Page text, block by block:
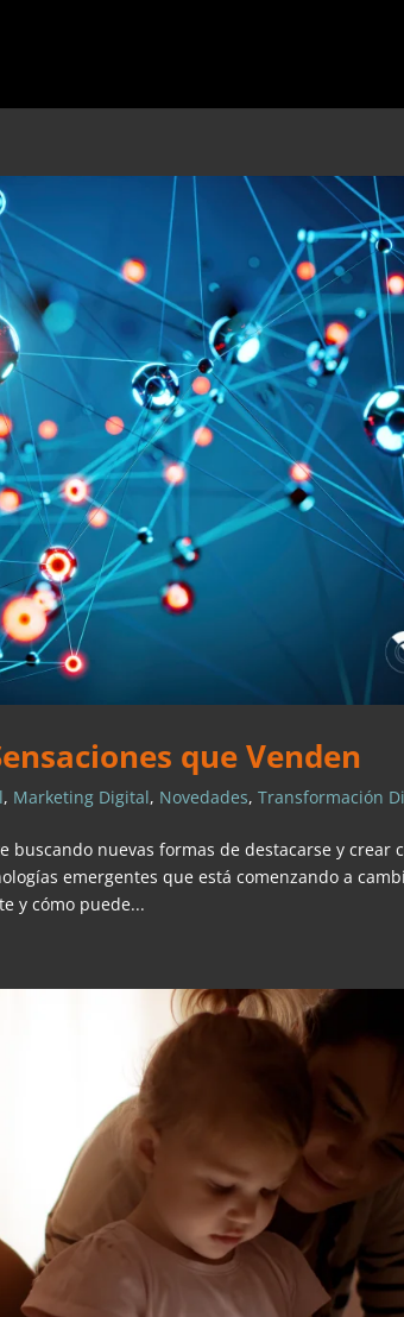
que Venden
, Marketing Digital, Novedades,Transformación
buscando nuevas formas de destacarse y crear
emergentes que está comenzando a
y cómo puede...